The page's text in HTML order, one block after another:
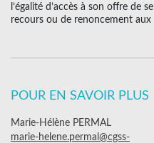
l’égalité d’accès à son offre de
recours ou de renoncement aux
POUR EN SAVOIR PLUS
Marie-Hélène PERMAL
marie-helene.permal@cgss-